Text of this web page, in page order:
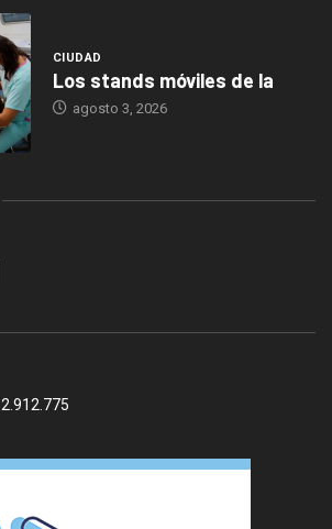
CIUDAD
Los stands móviles de la
agosto 3, 2026
2.912.775